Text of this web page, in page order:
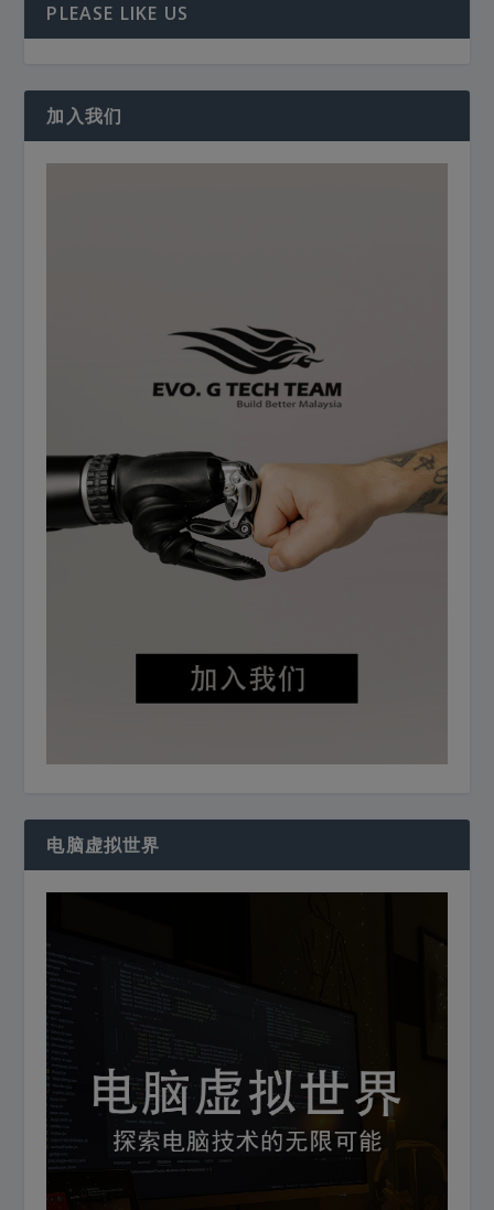
PLEASE LIKE US
加入我们
电脑虚拟世界